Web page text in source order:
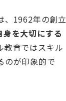
、1962年の創立
を大切にする
教育ではスキル
のが印象的で